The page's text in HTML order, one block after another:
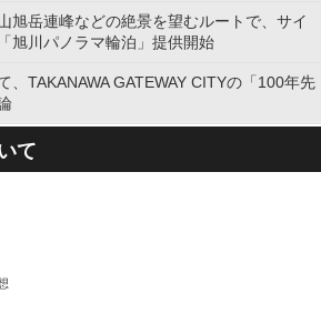
旭岳連峰などの絶景を望むルートで、サイ
旭川パノラマ輪泊」提供開始
、TAKANAWA GATEWAY CITYの「100年先
て